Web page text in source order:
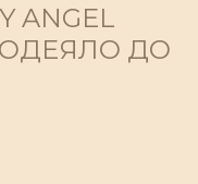
ANGEL
ДО